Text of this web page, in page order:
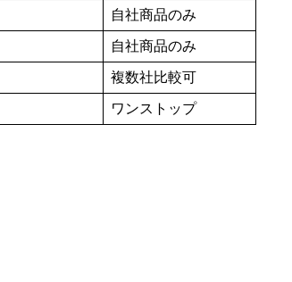
自社商品のみ
自社商品のみ
複数社比較可
ワンストップ